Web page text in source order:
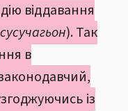
віддавання
сусучагьон). Так
в
із